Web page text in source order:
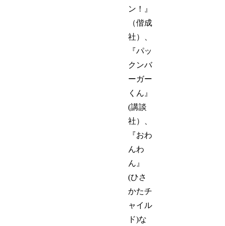
ン！』
（偕成
社）、
『パッ
クンバ
ーガー
くん』
(講談
社）、
『おわ
んわ
ん』
(ひさ
かたチ
ャイル
ド)な